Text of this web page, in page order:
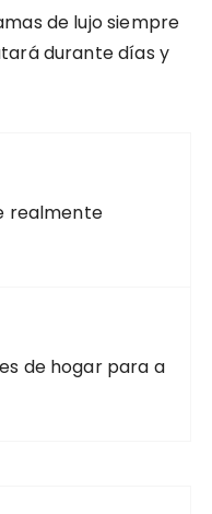
de lujo siempre
durante días y
realmente
de hogar para a